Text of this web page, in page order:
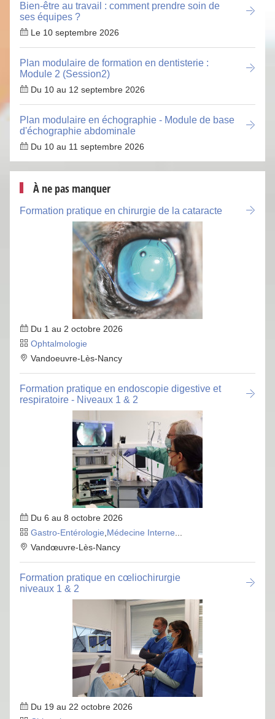
Bien-être au travail : comment prendre soin de
ses équipes ?
Le 10 septembre 2026
Plan modulaire de formation en dentisterie :
Module 2 (Session2)
Du 10 au 12 septembre 2026
Plan modulaire en échographie - Module de base
d'échographie abdominale
Du 10 au 11 septembre 2026
À ne pas manquer
Formation pratique en chirurgie de la cataracte
Du 1 au 2 octobre 2026
Ophtalmologie
Vandoeuvre-Lès-Nancy
Formation pratique en endoscopie digestive et
respiratoire - Niveaux 1 & 2
Du 6 au 8 octobre 2026
Gastro-Entérologie Médecine Interne
Vandœuvre-Lès-Nancy
Formation pratique en cœliochirurgie
niveaux 1 & 2
Du 19 au 22 octobre 2026